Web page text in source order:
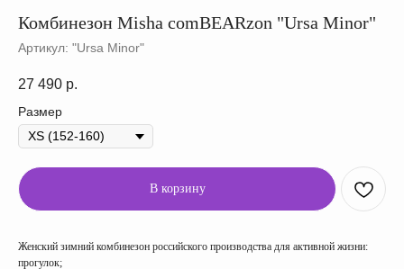
Комбинезон Misha comBEARzon "Ursa Minor"
Артикул: "Ursa Minor"
27 490 р.
Размер
В корзину
Женский зимний комбинезон российского производства для активной жизни:
прогулок;